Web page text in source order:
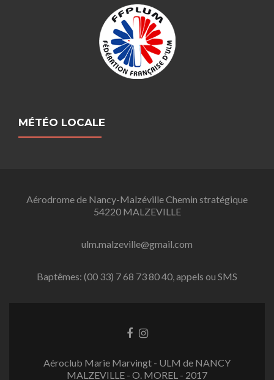
MÉTÉO LOCALE
Aérodrome de Nancy-Malzéville Chemin stratégique
54220 MALZEVILLE
ulm.malzeville@gmail.com
Baptêmes: (00 33) 7 68 73 80 40, appels ou SMS
L
n
L
n
Aéroclub Marie Marvingt - ULM de NANCY
MALZEVILLE - O. MOREL - 2017